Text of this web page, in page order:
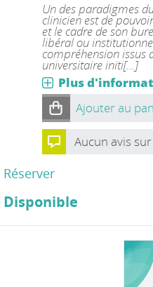
Un des paradigmes
clinicien est de
et le cadre de son
libéral ou
compréhension issus
universitaire initi[...]
Plus
Ajouter au
Aucun avis
Réserver
Disponible